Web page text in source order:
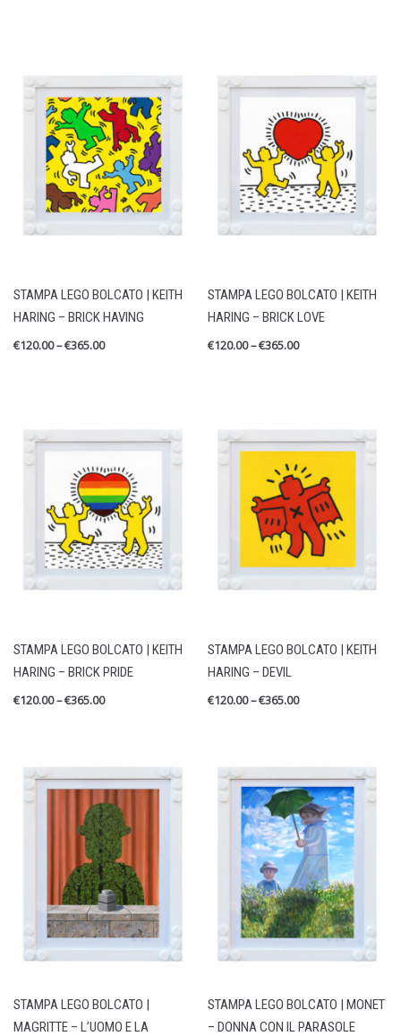
STAMPA LEGO BOLCATO MARADONA
Valutato5
su 5
by Alessandro Croce
STAMPA LEGO BOLCATO | KEITH
HARING – BRICK HAVING
€120.00–€365.00
STAMPA LEGO BOLCATO | KEITH
HARING – BRICK LOVE
€120.00–€365.00
STAMPA LEGO BOLCATO | KEITH
HARING – BRICK PRIDE
€120.00–€365.00
STAMPA LEGO BOLCATO | KEITH
HARING – DEVIL
€120.00–€365.00
STAMPA LEGO BOLCATO |
MAGRITTE – L’UOMO E LA
STAMPA LEGO BOLCATO | MONET
– DONNA CON IL PARASOLE